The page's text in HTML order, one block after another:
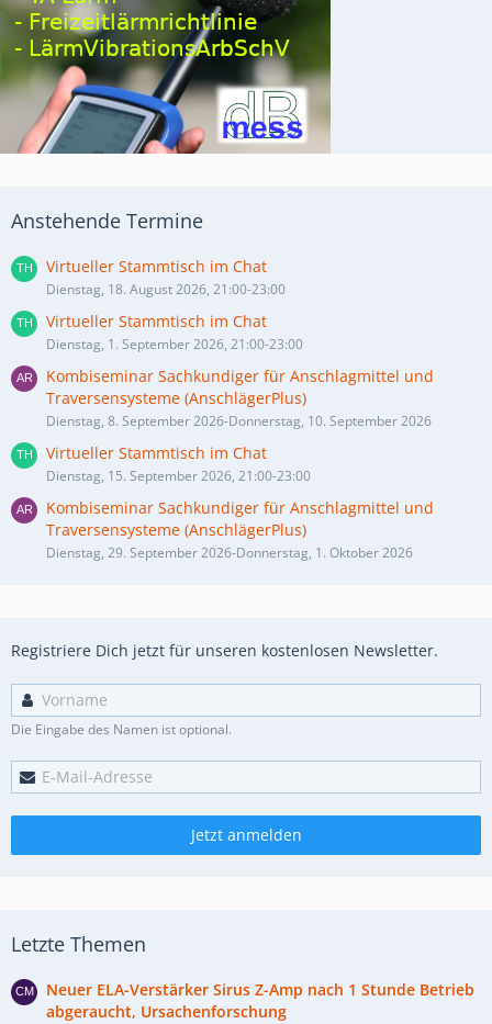
Anstehende Termine
Virtueller Stammtisch im Chat
Dienstag, 18. August 2026, 21:00-23:00
Virtueller Stammtisch im Chat
Dienstag, 1. September 2026, 21:00-23:00
Kombiseminar Sachkundiger für Anschlagmittel und
Traversensysteme (AnschlägerPlus)
Dienstag, 8. September 2026-Donnerstag, 10. September 2026
Virtueller Stammtisch im Chat
Dienstag, 15. September 2026, 21:00-23:00
Kombiseminar Sachkundiger für Anschlagmittel und
Traversensysteme (AnschlägerPlus)
Dienstag, 29. September 2026-Donnerstag, 1. Oktober 2026
Registriere Dich jetzt für unseren kostenlosen Newsletter.
Die Eingabe des Namen ist optional.
Jetzt anmelden
Letzte Themen
Neuer ELA-Verstärker Sirus Z-Amp nach 1 Stunde Betrieb
abgeraucht, Ursachenforschung